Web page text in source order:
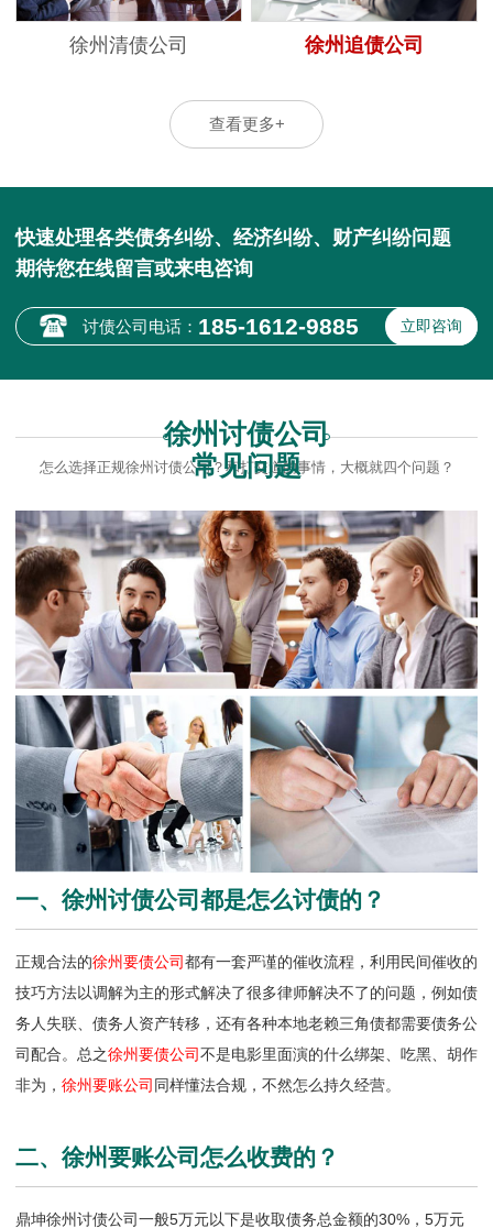
徐州清债公司 徐州追债公司
查看更多+
快速处理各类债务纠纷、经济纠纷、财产纠纷问题
期待您在线留言或来电咨询
讨债公司电话： 185-1612-9885 立即咨询
徐州讨债公司
常见问题
怎么选择正规徐州讨债公司？和打交道的事情，大概就四个问题？
一、徐州讨债公司都是怎么讨债的？
正规合法的徐州要债公司都有一套严谨的催收流程，利用民间催收的
技巧方法以调解为主的形式解决了很多律师解决不了的问题，例如债
务人失联、债务人资产转移，还有各种本地老赖三角债都需要债务公
司配合。总之徐州要债公司不是电影里面演的什么绑架、吃黑、胡作
非为， 徐州要账公司 同样懂法合规，不然怎么持久经营。
二、徐州要账公司怎么收费的？
鼎坤徐州讨债公司一般5万元以下是收取债务总金额的30%，5万元